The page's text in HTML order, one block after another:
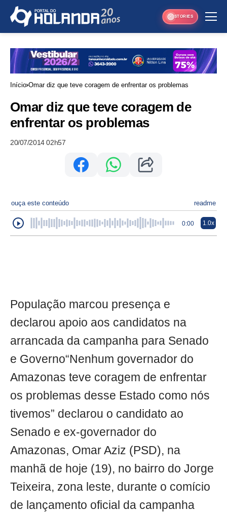
STORIES
Início Omar diz que teve coragem de enfrentar os problemas
Omar diz que teve coragem de
enfrentar os problemas
20/07/2014 02h57
ouça este conteúdo readme
0:00 1.0x
População marcou presença e
declarou apoio aos candidatos na
arrancada da campanha para Senado
e Governo“Nenhum governador do
Amazonas teve coragem de enfrentar
os problemas desse Estado como nós
tivemos” declarou o candidato ao
Senado e ex-governador do
Amazonas, Omar Aziz (PSD), na
manhã de hoje (19), no bairro do Jorge
Teixeira, zona leste, durante o comício
de lançamento oficial da campanha